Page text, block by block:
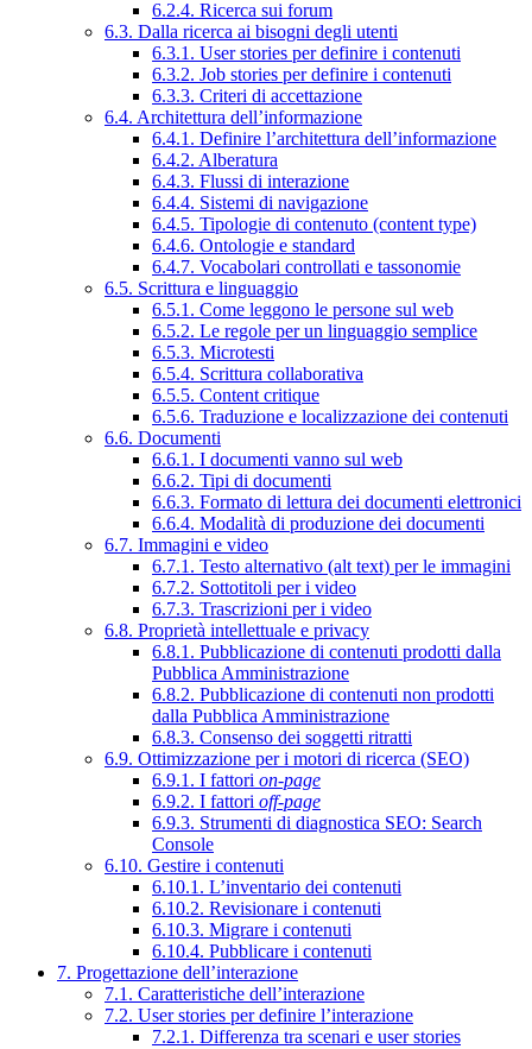
6.2.4. Ricerca sui forum
6.3. Dalla ricerca ai bisogni degli utenti
6.3.1. User stories per definire i contenuti
6.3.2. Job stories per definire i contenuti
6.3.3. Criteri di accettazione
6.4. Architettura dell’informazione
6.4.1. Definire l’architettura dell’informazione
6.4.2. Alberatura
6.4.3. Flussi di interazione
6.4.4. Sistemi di navigazione
6.4.5. Tipologie di contenuto (content type)
6.4.6. Ontologie e standard
6.4.7. Vocabolari controllati e tassonomie
6.5. Scrittura e linguaggio
6.5.1. Come leggono le persone sul web
6.5.2. Le regole per un linguaggio semplice
6.5.3. Microtesti
6.5.4. Scrittura collaborativa
6.5.5. Content critique
6.5.6. Traduzione e localizzazione dei contenuti
6.6. Documenti
6.6.1. I documenti vanno sul web
6.6.2. Tipi di documenti
6.6.3. Formato di lettura dei documenti elettronici
6.6.4. Modalità di produzione dei documenti
6.7. Immagini e video
6.7.1. Testo alternativo (alt text) per le immagini
6.7.2. Sottotitoli per i video
6.7.3. Trascrizioni per i video
6.8. Proprietà intellettuale e privacy
6.8.1. Pubblicazione di contenuti prodotti dalla
Pubblica Amministrazione
6.8.2. Pubblicazione di contenuti non prodotti
dalla Pubblica Amministrazione
6.8.3. Consenso dei soggetti ritratti
6.9. Ottimizzazione per i motori di ricerca (SEO)
6.9.1. I fattori on-page
6.9.2. I fattori off-page
6.9.3. Strumenti di diagnostica SEO: Search
Console
6.10. Gestire i contenuti
6.10.1. L’inventario dei contenuti
6.10.2. Revisionare i contenuti
6.10.3. Migrare i contenuti
6.10.4. Pubblicare i contenuti
7. Progettazione dell’interazione
7.1. Caratteristiche dell’interazione
7.2. User stories per definire l’interazione
7.2.1. Differenza tra scenari e user stories